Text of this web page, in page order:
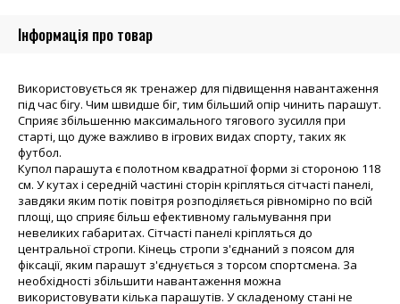
Parachute,
в
кількість
Інформація про товар
Використовується як тренажер для підвищення навантаження
під час бігу. Чим швидше біг, тим більший опір чинить парашут.
Сприяє збільшенню максимального тягового зусилля при
старті, що дуже важливо в ігрових видах спорту, таких як
футбол.
Купол парашута є полотном квадратної форми зі стороною 118
см. У кутах і середній частині сторін кріпляться сітчасті панелі,
завдяки яким потік повітря розподіляється рівномірно по всій
площі, що сприяє більш ефективному гальмування при
невеликих габаритах. Сітчасті панелі кріпляться до
центральної стропи. Кінець стропи з'єднаний з поясом для
фіксації, яким парашут з'єднується з торсом спортсмена. За
необхідності збільшити навантаження можна
використовувати кілька парашутів. У складеному стані не